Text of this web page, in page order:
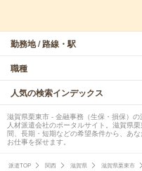
勤務地 / 路線・駅
職種
人気の検索インデックス
滋賀県栗東市 - 金融事務（生保・損保）
人材派遣会社のポータルサイト。滋賀県
間、長期・短期などの希望条件から、あ
お仕事を探せます。
派遣TOP 関西 滋賀県 滋賀県栗東市